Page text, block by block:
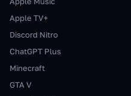
Apple TV+
Discord Nitro
ChatGPT Plus
Minecraft
GTA V